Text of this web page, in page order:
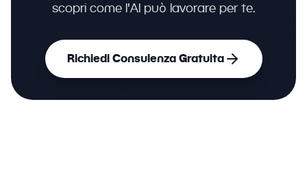
scopri come l'AI può lavorare per te.
Richiedi Consulenza Gratuita